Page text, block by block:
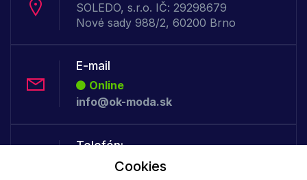
SOLEDO, s.r.o. IČ: 29298679
Nové sady 988/2, 60200 Brno
E-mail
Online
info@ok-moda.sk
Telefón:
OfflineCookies